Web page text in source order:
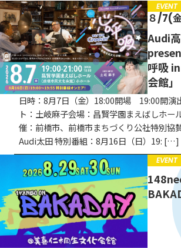
募集中
EVENT
CAMPAIGN
お知らせ
EVENT
８/7(
Audi
呼吸
会館」
日時：8月7日（金）18:00開場 19:00開演
ト：土岐麻子会場：昌賢学園まえばしホ
催：前橋市、前橋市まちづくり公社特別協
Audi太田 特別番組：8月16日（日）19: […]
EVENT